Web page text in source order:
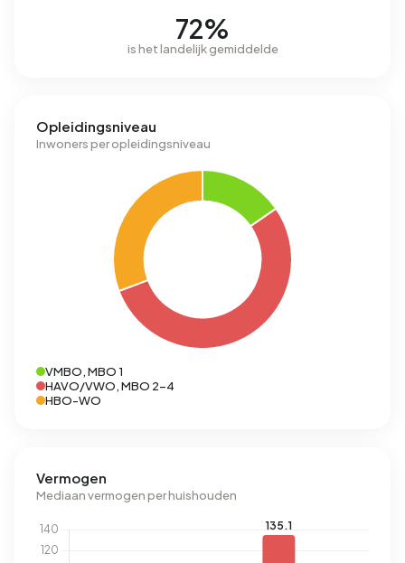
72%
is het landelijk gemiddelde
Opleidingsniveau
Inwoners per opleidingsniveau
VMBO, MBO 1
HAVO/VWO, MBO 2-4
HBO-WO
Vermogen
Mediaan vermogen per huishouden